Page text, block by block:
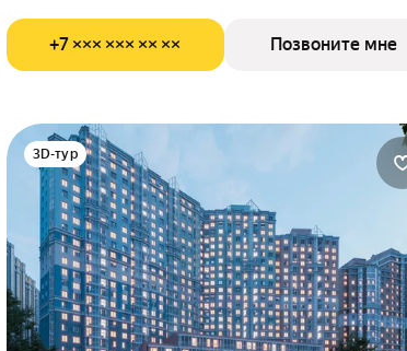
+7 ××× ××× ×× ×× Позвоните мне
3D-тур